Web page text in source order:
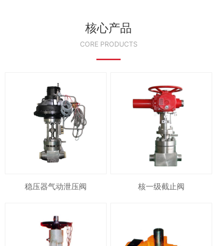
核心产品
CORE PRODUCTS
稳压器气动泄压阀 核一级截止阀